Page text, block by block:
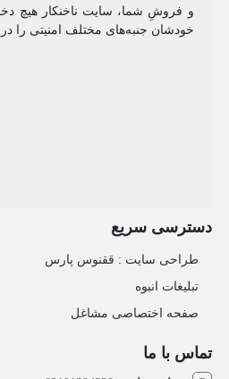
و فروشِ شما، سایت ناخنکار هیچ
خودشان جنبه‌های مختلف امنیتی را در
دسترسی سریع
طراحی سایت :‌ ققنوس پارس
تبلیغات انبوه
صفحه اختصاصی مشاغل
تماس با ما